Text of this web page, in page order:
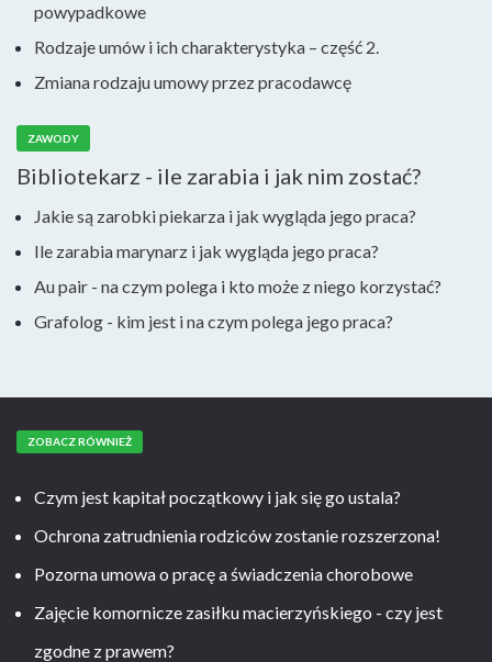
powypadkowe
Rodzaje umów i ich charakterystyka – część 2.
Zmiana rodzaju umowy przez pracodawcę
ZAWODY
Bibliotekarz - ile zarabia i jak nim zostać?
Jakie są zarobki piekarza i jak wygląda jego praca?
Ile zarabia marynarz i jak wygląda jego praca?
Au pair - na czym polega i kto może z niego korzystać?
Grafolog - kim jest i na czym polega jego praca?
ZOBACZ RÓWNIEŻ
Czym jest kapitał początkowy i jak się go ustala?
Ochrona zatrudnienia rodziców zostanie rozszerzona!
Pozorna umowa o pracę a świadczenia chorobowe
Zajęcie komornicze zasiłku macierzyńskiego - czy jest
zgodne z prawem?